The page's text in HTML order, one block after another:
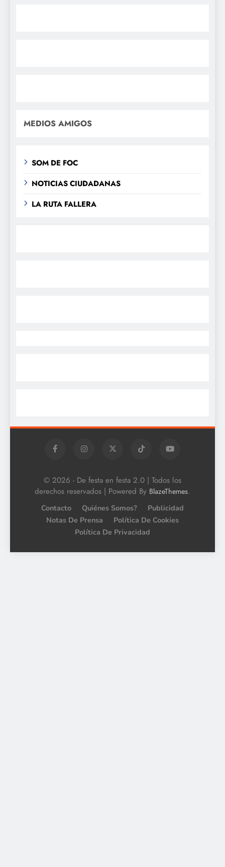
MEDIOS AMIGOS
SOM DE FOC
NOTICIAS CIUDADANAS
LA RUTA FALLERA
© 2026 - De festa en festa 2.0 | Todos los
derechos reservados | Powered By BlazeThemes.
Contacto Quiénes Somos?
Publicidad
Notas De Prensa
Política De Cookies
Política De Privacidad